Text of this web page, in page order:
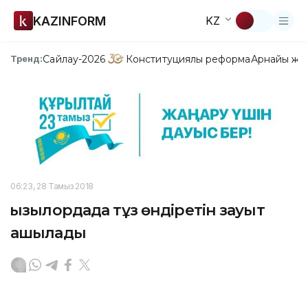
KAZINFORM KZ
Тренд:Сайлау-2026 Конституциялық реформаАрнайы
06:23, 28 Тамыз 2018
Қызылордада тұз өндіретін зауыт
ашылады